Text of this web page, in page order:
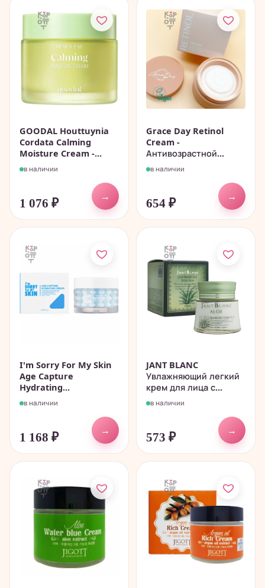
GOODAL Houttuynia
Cordata Calming
Moisture Cream -...
в наличии
1 076 ₽
→
Grace Day Retinol
Cream -
Антивозрастной...
в наличии
654 ₽
→
I'm Sorry For My Skin
Age Capture
Hydrating...
в наличии
1 168 ₽
→
JANT BLANC
Увлажняющий легкий
крем для лица с...
в наличии
573 ₽
→